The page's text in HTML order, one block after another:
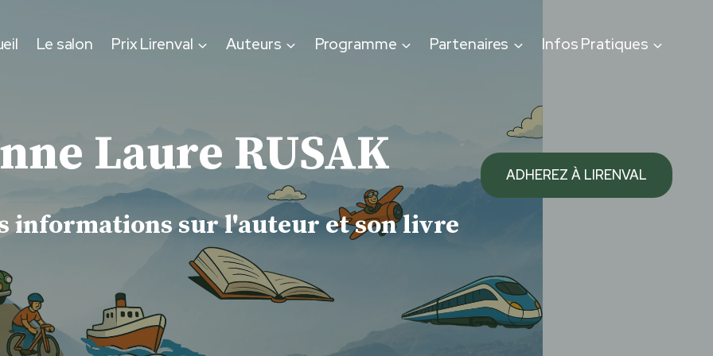
Le salon Prix Lirenval Auteurs Programme Partenaires Infos Pratiques
ADHEREZ À LIRENVAL
Laure RUSAK
informations sur l'auteur et son livre